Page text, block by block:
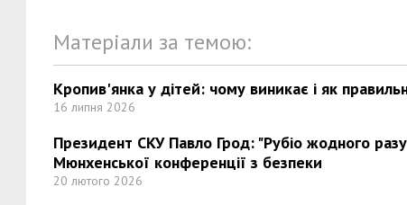
Матеріали за темою:
Кропив'янка у дітей: чому виникає і як
16 липня 2026
Президент СКУ Павло Грод: "Рубіо жодного
Мюнхенської конференції з безпеки
20 лютого 2026